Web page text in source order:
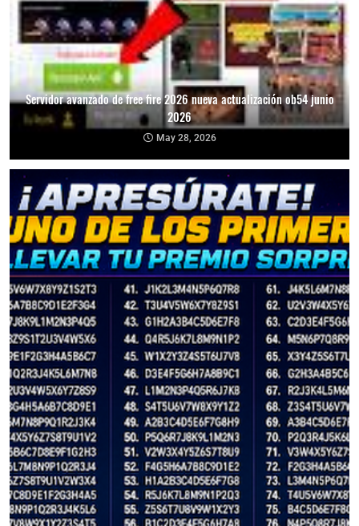
Servidor avanzado de free fire 2026 nueva actualización ob54 junio
2026
May 28, 2026